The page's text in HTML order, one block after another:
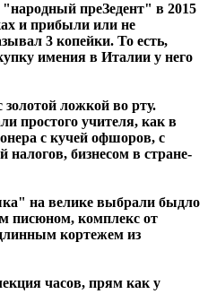
преЗедент" в 2015
и прибыли или не
3 копейки. То есть,
имения в Италии у него
золотой ложкой во рту.
простого учителя, как в
с кучей офшоров, с
бизнесом в стране-
на велике выбрали быдло
писюном, комплекс от
кортежем из
часов, прям как у